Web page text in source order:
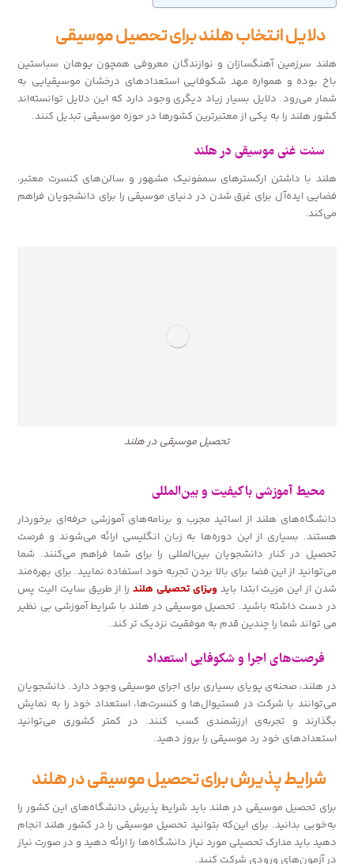
دلایل انتخاب هلند برای تحصیل موسیقی
هلند سرزمین آهنگسازان و نوازندگان معروفی همچون یوهان سباستین
باخ بوده و همواره مهد شکوفایی استعدادهای درخشان موسیقیایی به
شمار می‌رود. دلایل بسیار زیاد دیگری وجود دارد که این دلایل توانسته‌اند
کشور هلند را به یکی از معتبرترین کشورها در حوزه موسیقی تبدیل کنند.
سنت غنی موسیقی در هلند
هلند با داشتن ارکسترهای سمفونیک مشهور و سالن‌های کنسرت معتبر،
فضایی ایده‌آل برای غرق شدن در دنیای موسیقی را برای دانشجویان فراهم
می‌کند.
تحصیل موسیقی در هلند
محیط آموزشی باکیفیت و بین‌المللی
دانشگاه‌های هلند از اساتید مجرب و برنامه‌های آموزشی حرفه‌ای برخوردار
هستند. بسیاری از این دوره‌ها به زبان انگلیسی ارائه می‌شوند و فرصت
تحصیل در کنار دانشجویان بین‌المللی را برای شما فراهم می‌کنند. شما
می‌توانید از این فضا برای بالا بردن تجربه خود استفاده نمایید. برای بهره‌مند
شدن از این مزیت ابتدا باید ویزای تحصیلی هلند را از طریق سایت الیت پس
در دست داشته باشید. تحصیل موسیقی در هلند با شرایط آموزشی بی نظیر
می تواند شما را چندین قدم به موفقیت نزدیک تر کند.
فرصت‌های اجرا و شکوفایی استعداد
در هلند، صحنه‌ی پویای بسیاری برای اجرای موسیقی وجود دارد. دانشجویان
می‌توانند با شرکت در فستیوال‌ها و کنسرت‌ها، استعداد خود را به نمایش
بگذارند و تجربه‌ی ارزشمندی کسب کنند. در کمتر کشوری می‌توانید
استعدادهای خود رد موسیقی را بروز دهید.
شرایط پذیرش برای تحصیل موسیقی در هلند
برای تحصیل موسیقی در هلند باید شرایط پذیرش دانشگاه‌های این کشور را
به‌خوبی بدانید. برای این‌که بتوانید تحصیل موسیقی را در کشور هلند انجام
دهید باید مدارک تحصیلی مورد نیاز دانشگاه‌ها را ارائه دهید و در صورت نیاز
در آزمون‌های ورودی شرکت کنید.